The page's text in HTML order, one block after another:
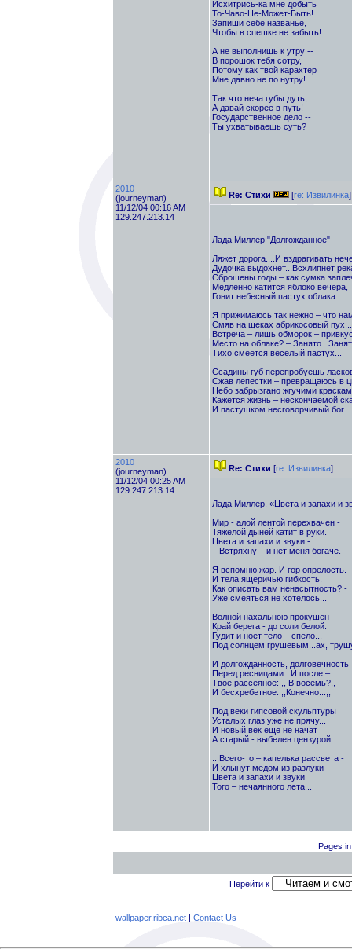
Исхитрись-ка мне добыть
То-Чаво-Не-Может-Быть!
Запиши себе названье,
Чтобы в спешке не забыть!
А не выполнишь к утру --
В порошок тебя сотру,
Потому как твой карахтер
Мне давно не по нутру!
Так что неча губы дуть,
А давай скорее в путь!
Государственное дело --
Ты ухватываешь суть?
2010
(journeyman)
11/12/04 00:16 AM
129.247.213.14
Re: Стихи [re: Извилинка]
Лада Миллер "Долгожданное"
Ляжет дорога....И вздрагивать
Дудочка выдохнет...Всхлипнет
Сброшены годы – как сумка
Медленно катится яблоко вечера,
Гонит небесный пастух облака....
Я прижимаюсь так нежно – что
Смяв на щеках абрикосовый пух...
Встреча – лишь обморок –
Место на облаке? –
Тихо смеется веселый пастух...
Ссадины губ перепробуешь
Сжав лепестки – превращаюсь в
Небо забрызгано жгучими
Кажется жизнь – нескончаемой
И пастушком несговорчивый бог.
2010
(journeyman)
11/12/04 00:25 AM
129.247.213.14
Re: Стихи [re: Извилинка]
Лада Миллер. «Цвета и запахи и
Мир - алой лентой перехвачен -
Тяжелой дыней катит в руки.
Цвета и запахи и звуки -
– Встряхну – и нет меня богаче.
Я вспомню жар. И гор опрелость.
И тела ящеричью гибкость.
Как описать вам ненасытность? -
Уже смеяться не хотелось...
Волной нахальною прокушен
Край берега - до соли белой.
Гудит и ноет тело – спело...
Под солнцем грушевым...ах,
И долгожданность, долговечность
Перед ресницами...И после –
Твое рассеяное: ,, В восемь?,,
И бесхребетное: ,,Конечно...,,
Под веки гипсовой скульптуры
Усталых глаз уже не прячу...
И новый век еще не начат
А старый - выбелен цензурой...
...Всего-то – капелька рассвета -
И хлынут медом из разлуки -
Цвета и запахи и звуки
Того – нечаянного лета...
Pages
Перейти к
wallpaper.ribca.net| Contact Us